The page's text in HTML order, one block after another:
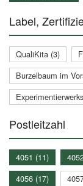
Label,
QualiKita (3)
Burzelbaum im
Postleitzahl
4051 (11)
4056 (17)